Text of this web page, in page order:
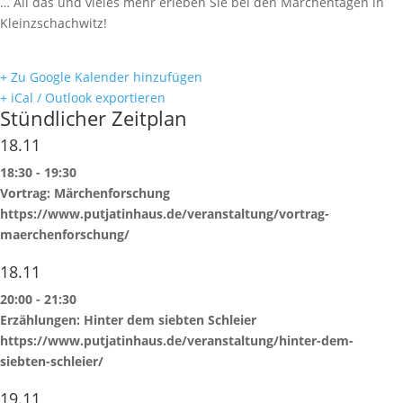
Kleinzschachwitz!
+ Zu Google Kalender hinzufügen
+ iCal / Outlook exportieren
Stündlicher Zeitplan
18.11
18:30 - 19:30
Vortrag: Märchenforschung
https://www.putjatinhaus.de/veranstaltung/vortrag-
maerchenforschung/
18.11
20:00 - 21:30
Erzählungen: Hinter dem siebten Schleier
https://www.putjatinhaus.de/veranstaltung/hinter-dem-
siebten-schleier/